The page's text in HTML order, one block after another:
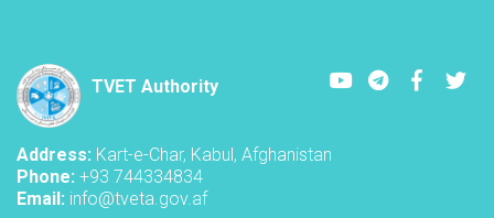
TVET Authority
YoutubeLinkedIn
Address: Kart-e-Char, Kabul, Afghanistan
Phone: +93 744334834
Email: info@tveta.gov.af